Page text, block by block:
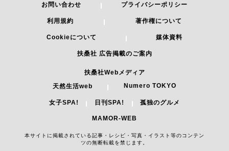
お問い合わせ プライバシーポリシー
利用規約 著作権について
Cookieについて 媒体資料
扶桑社 広告掲載のご案内
扶桑社Webメディア
天然生活web
Numero TOKYO
女子SPA! 日刊SPA! 孤独のグルメ
MAMOR-WEB
本サイトに掲載されている記事・レシピ・写真・イラスト等のコンテン
ツの無断転載を禁じます。